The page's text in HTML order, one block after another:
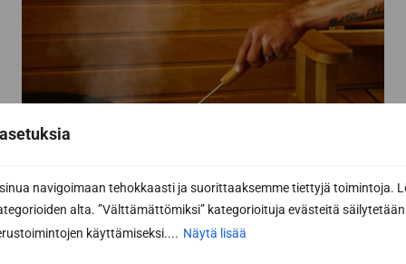
navigoimaan tehokkaasti ja suorittaaksemme tiettyjä toimintoja.
alta. ”Välttämättömiksi” kategorioituja evästeitä säilytetään
käyttämiseksi.... Näytä lisää